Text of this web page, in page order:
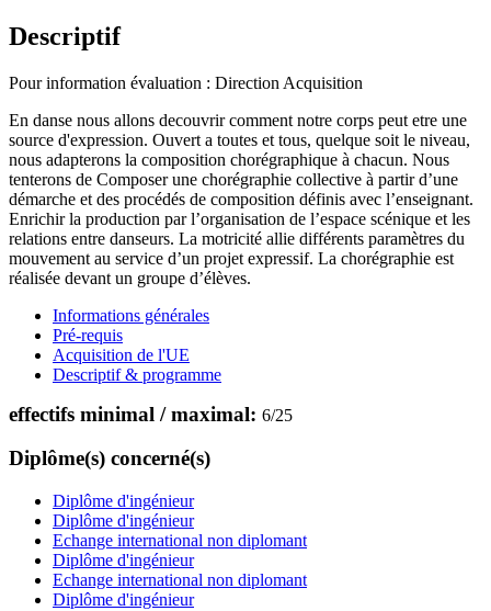
Descriptif
Pour information évaluation : Direction Acquisition
En danse nous allons decouvrir comment notre corps peut etre une
source d'expression. Ouvert a toutes et tous, quelque soit le niveau,
nous adapterons la composition chorégraphique à chacun. Nous
tenterons de Composer une chorégraphie collective à partir d’une
démarche et des procédés de composition définis avec l’enseignant.
Enrichir la production par l’organisation de l’espace scénique et les
relations entre danseurs. La motricité allie différents paramètres du
mouvement au service d’un projet expressif. La chorégraphie est
réalisée devant un groupe d’élèves.
Informations générales
Pré-requis
Acquisition de l'UE
Descriptif & programme
effectifs minimal / maximal: 6/25
Diplôme(s) concerné(s)
Diplôme d'ingénieur
Diplôme d'ingénieur
Echange international non diplomant
Diplôme d'ingénieur
Echange international non diplomant
Diplôme d'ingénieur